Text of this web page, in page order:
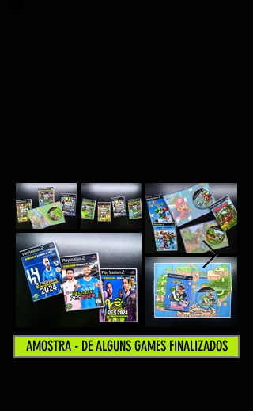
AMOSTRA - DE ALGUNS GAMES FINALIZADOS